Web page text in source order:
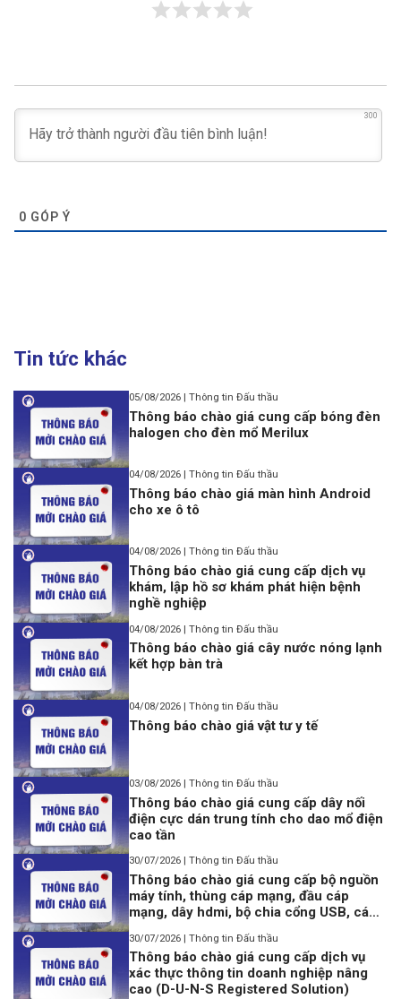
300
0 GÓP Ý
Tin tức khác
05/08/2026 | Thông tin Đấu thầu
Thông báo chào giá cung cấp bóng đèn
halogen cho đèn mổ Merilux
04/08/2026 | Thông tin Đấu thầu
Thông báo chào giá màn hình Android
cho xe ô tô
04/08/2026 | Thông tin Đấu thầu
Thông báo chào giá cung cấp dịch vụ
khám, lập hồ sơ khám phát hiện bệnh
nghề nghiệp
04/08/2026 | Thông tin Đấu thầu
Thông báo chào giá cây nước nóng lạnh
kết hợp bàn trà
04/08/2026 | Thông tin Đấu thầu
Thông báo chào giá vật tư y tế
03/08/2026 | Thông tin Đấu thầu
Thông báo chào giá cung cấp dây nối
điện cực dán trung tính cho dao mổ điện
cao tần
30/07/2026 | Thông tin Đấu thầu
Thông báo chào giá cung cấp bộ nguồn
máy tính, thùng cáp mạng, đầu cáp
mạng, dây hdmi, bộ chia cổng USB, cáp
30/07/2026 | Thông tin Đấu thầu
Thông báo chào giá cung cấp dịch vụ
xác thực thông tin doanh nghiệp nâng
cao (D-U-N-S Registered Solution)